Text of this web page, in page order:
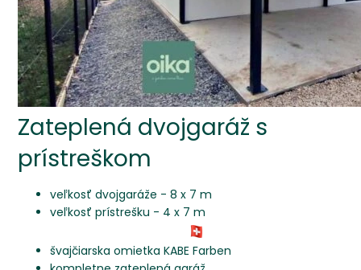
Zateplená dvojgaráž s
prístreškom
veľkosť dvojgaráže - 8 x 7 m
veľkosť prístrešku - 4 x 7 m
švajčiarska omietka KABE Farben